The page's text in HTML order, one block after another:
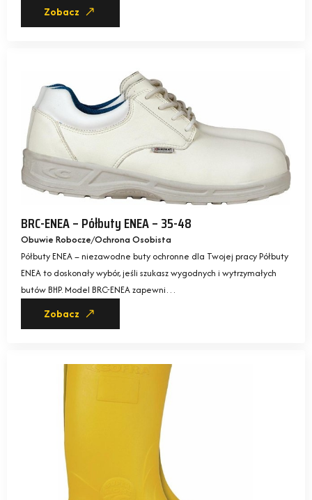
Zobacz
BRC-ENEA – Półbuty ENEA – 35-48
Obuwie Robocze Ochrona Osobista
Półbuty ENEA – niezawodne buty ochronne dla Twojej pracy Półbuty
ENEA to doskonały wybór, jeśli szukasz wygodnych i wytrzymałych
butów BHP. Model BRC-ENEA zapewni…
Zobacz